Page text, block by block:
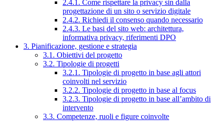
2.4.1. Come rispettare la privacy sin dalla
progettazione di un sito o servizio digitale
2.4.2. Richiedi il consenso quando necessario
2.4.3. Le basi del sito web: architettura,
informativa privacy, riferimenti DPO
3. Pianificazione, gestione e strategia
3.1. Obiettivi del progetto
3.2. Tipologie di progetti
3.2.1. Tipologie di progetto in base agli attori
coinvolti nel servizio
3.2.2. Tipologie di progetto in base al focus
3.2.3. Tipologie di progetto in base all’ambito di
intervento
3.3. Competenze, ruoli e figure coinvolte